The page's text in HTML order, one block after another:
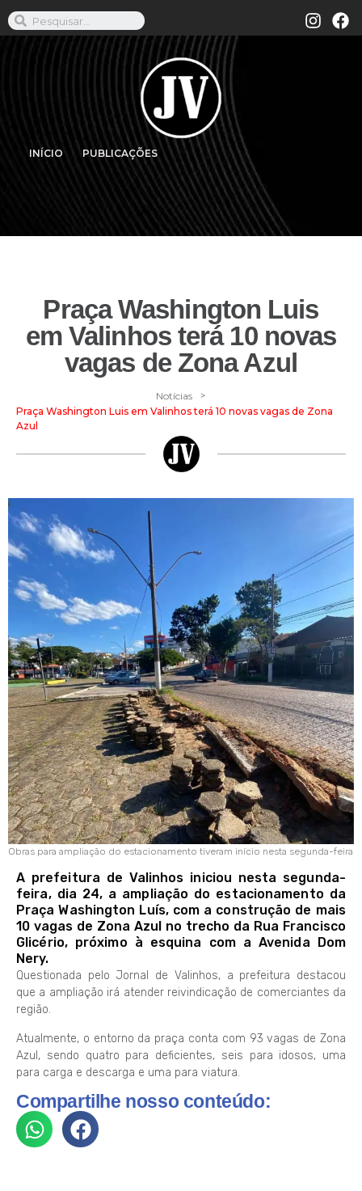
INÍCIO PUBLICAÇÕES
Praça Washington Luis
em Valinhos terá 10 novas
vagas de Zona Azul
Notícias >
Praça Washington Luis em Valinhos terá 10 novas vagas de Zona
Azul
Obras para ampliação do estacionamento tiveram início nesta segunda-feira
A prefeitura de Valinhos iniciou nesta segunda-
feira, dia 24, a ampliação do estacionamento da
Praça Washington Luís, com a construção de mais
10 vagas de Zona Azul no trecho da Rua Francisco
Glicério, próximo à esquina com a Avenida Dom
Nery.
Questionada pelo Jornal de Valinhos, a prefeitura destacou
que a ampliação irá atender reivindicação de comerciantes da
região.
Atualmente, o entorno da praça conta com 93 vagas de Zona
Azul, sendo quatro para deficientes, seis para idosos, uma
para carga e descarga e uma para viatura.
Compartilhe nosso conteúdo: